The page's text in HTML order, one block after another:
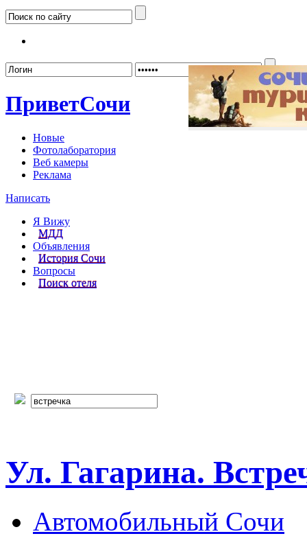
ПриветСочи
Новые
Фотолаборатория
Веб камеры
Реклама
Написать
Я Вижу
МДД
Объявления
История Сочи
Вопросы
Поиск отеля
Ул. Гагарина.
Автомобильный Сочи